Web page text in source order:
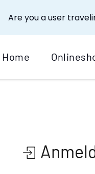
Home
Are you a user